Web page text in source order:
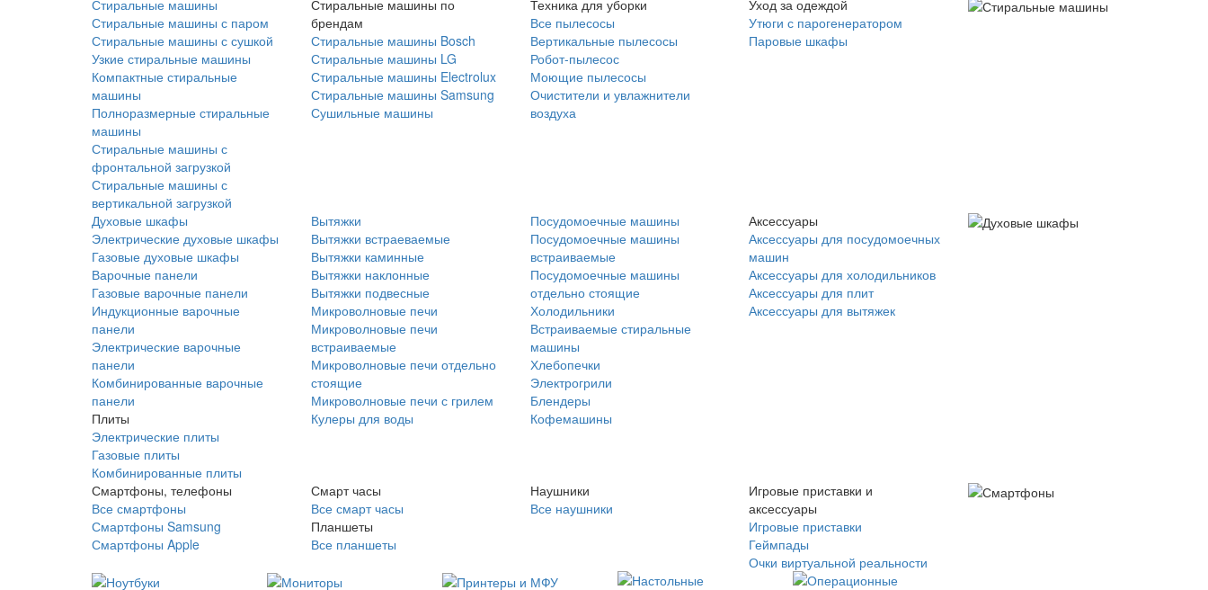
Стиральные машины
Стиральные машины с паром
Стиральные машины с сушкой
Узкие стиральные машины
Компактные стиральные
машины
Полноразмерные стиральные
машины
Стиральные машины с
фронтальной загрузкой
Стиральные машины с
вертикальной загрузкой
Стиральные машины по
брендам
Стиральные машины Bosch
Стиральные машины LG
Стиральные машины Electrolux
Стиральные машины Samsung
Сушильные машины
Техника для уборки
Все пылесосы
Вертикальные пылесосы
Робот-пылесос
Моющие пылесосы
Очистители и увлажнители
воздуха
Уход за одеждой
Утюги с парогенератором
Паровые шкафы
Духовые шкафы
Электрические духовые шкафы
Газовые духовые шкафы
Варочные панели
Газовые варочные панели
Индукционные варочные
панели
Электрические варочные
панели
Комбинированные варочные
панели
Плиты
Электрические плиты
Газовые плиты
Комбинированные плиты
Вытяжки
Вытяжки встраеваемые
Вытяжки каминные
Вытяжки наклонные
Вытяжки подвесные
Микроволновые печи
Микроволновые печи
встраиваемые
Микроволновые печи отдельно
стоящие
Микроволновые печи с грилем
Кулеры для воды
Посудомоечные машины
Посудомоечные машины
встраиваемые
Посудомоечные машины
отдельно стоящие
Холодильники
Встраиваемые стиральные
машины
Хлебопечки
Электрогрили
Блендеры
Кофемашины
Аксессуары
Аксессуары для посудомоечных
машин
Аксессуары для холодильников
Аксессуары для плит
Аксессуары для вытяжек
Смартфоны, телефоны
Все смартфоны
Смартфоны Samsung
Смартфоны Apple
Смарт часы
Все смарт часы
Планшеты
Все планшеты
Наушники
Все наушники
Игровые приставки и
аксессуары
Игровые приставки
Геймпады
Очки виртуальной реальности